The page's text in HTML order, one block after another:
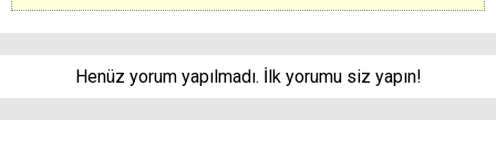
Henüz yorum yapılmadı. İlk yorumu siz yapın!